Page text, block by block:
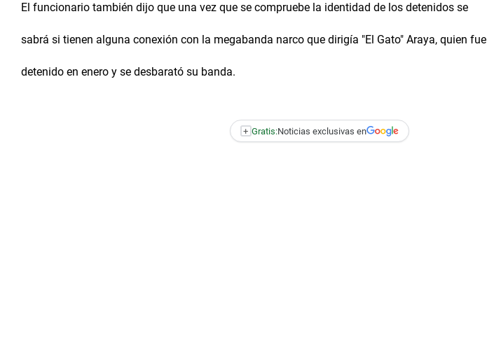
El funcionario también dijo que una vez que se compruebe la identidad de los detenidos se
sabrá si tienen alguna conexión con la megabanda narco que dirigía "El Gato" Araya, quien fue
detenido en enero y se desbarató su banda.
+ Gratis:Noticias exclusivas en